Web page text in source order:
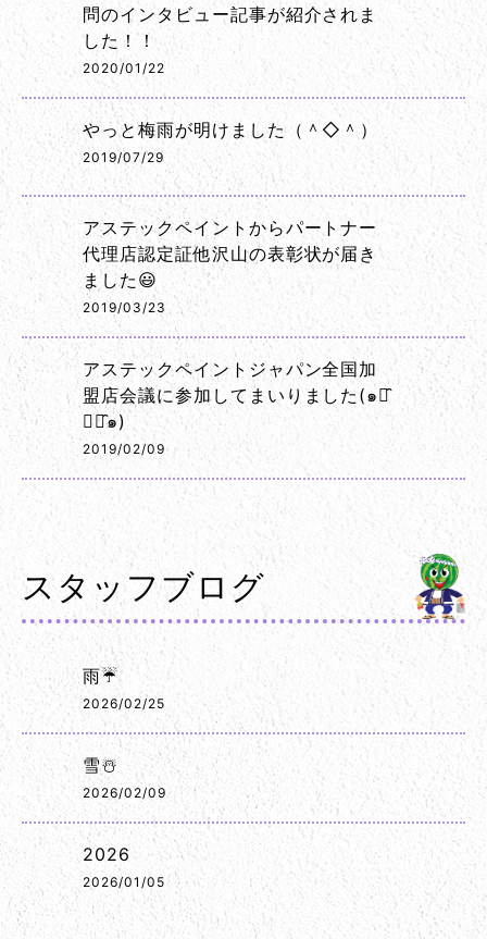
問のインタビュー記事が紹介されま
した！！
2020/01/22
やっと梅雨が明けました（＾◇＾）
2019/07/29
アステックペイントからパートナー
代理店認定証他沢山の表彰状が届き
ました😃
2019/03/23
アステックペイントジャパン全国加
盟店会議に参加してまいりました(๑･̑
◡･̑๑)
2019/02/09
スタッフブログ
雨☔
2026/02/25
雪☃️
2026/02/09
2026
2026/01/05